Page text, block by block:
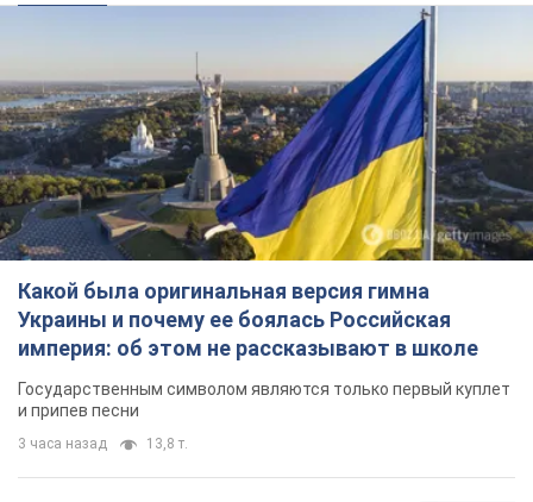
Ты еще не подписан на наш Telegram? Быстро жми!
Подписаться Подписаться
"Перешли отметку первых...
Важное